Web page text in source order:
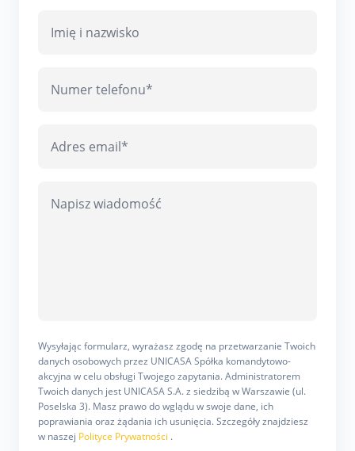
Wysyłając formularz, wyrażasz zgodę na przetwarzanie Twoich
danych osobowych przez UNICASA Spółka komandytowo-
akcyjna w celu obsługi Twojego zapytania. Administratorem
Twoich danych jest UNICASA S.A. z siedzibą w Warszawie (ul.
Poselska 3). Masz prawo do wglądu w swoje dane, ich
poprawiania oraz żądania ich usunięcia. Szczegóły znajdziesz
w naszej Polityce Prywatności .